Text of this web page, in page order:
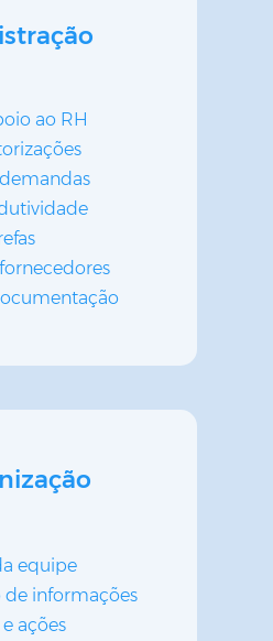
ao RH
equipe
informações
ações